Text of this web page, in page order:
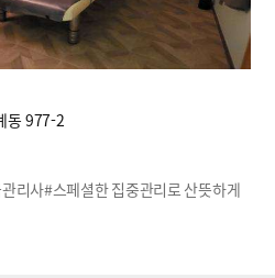
동 977-2
리사#스페셜한 집중관리로 산뜻하게